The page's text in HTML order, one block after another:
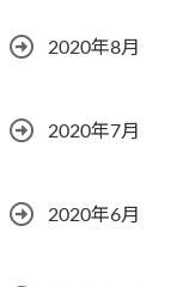
2020年8月
2020年7月
2020年6月